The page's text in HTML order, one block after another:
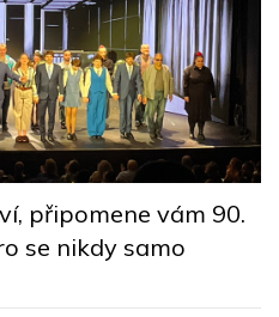
připomene vám 90.
se nikdy samo